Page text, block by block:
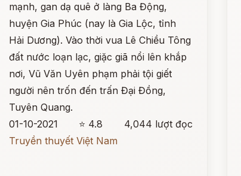
mạnh, gan dạ quê ở làng Ba Động,
huyện Gia Phúc (nay là Gia Lộc, tỉnh
Hải Dương). Vào thời vua Lê Chiều Tông
đất nước loạn lạc, giặc giã nổi lên khắp
nơi, Vũ Văn Uyên phạm phải tội giết
người nên trốn đến trấn Đại Đồng,
Tuyên Quang.
01-10-2021
⭐ 4.8
4,044 lượt đọc
Truyền thuyết Việt Nam